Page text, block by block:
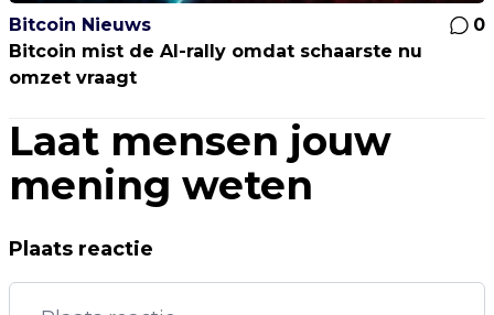
Bitcoin Nieuws
0
Bitcoin mist de AI-rally omdat schaarste nu
omzet vraagt
Laat mensen jouw
mening weten
Plaats reactie